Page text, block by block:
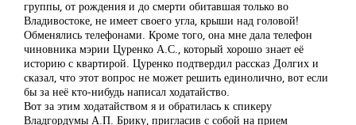
группы, от рождения и до смерти обитавшая только во
Владивостоке, не имеет своего угла, крыши над головой!
Обменялись телефонами. Кроме того, она мне дала телефон
чиновника мэрии Цуренко А.С., который хорошо знает её
историю с квартирой. Цуренко подтвердил рассказ Долгих и
сказал, что этот вопрос не может решить единолично, вот если
бы за неё кто-нибудь написал ходатайство.
Вот за этим ходатайством я и обратилась к спикеру
Владгордумы А.П. Брику, пригласив с собой на прием